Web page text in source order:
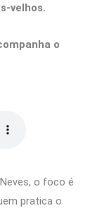
velhos.
o
o foco é
pratica o